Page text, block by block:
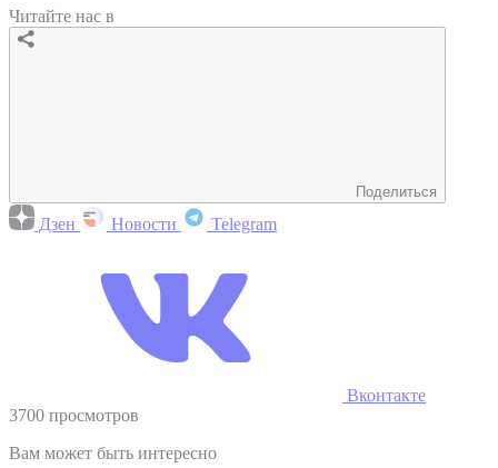
Читайте нас в
Поделиться
Дзен Новости Telegram
Вконтакте
3700 просмотров
Вам может быть интересно